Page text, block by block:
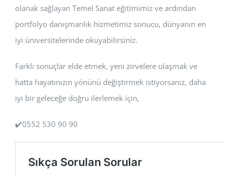
olanak sağlayan Temel Sanat eğitimimiz ve ardından
portfolyo danışmanlık hizmetimiz sonucu, dünyanın en
iyi üniversitelerinde okuyabilirsiniz.
Farklı sonuçlar elde etmek, yeni zirvelere ulaşmak ve
hatta hayatınızın yönünü değiştirmek istiyorsanız, daha
iyi bir geleceğe doğru ilerlemek için,
✔️0552 530 90 90